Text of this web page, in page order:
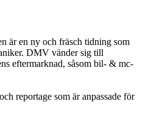
är en ny och fräsch tidning som
DMV vänder sig till
eftermarknad, såsom bil- & mc-
reportage som är anpassade för